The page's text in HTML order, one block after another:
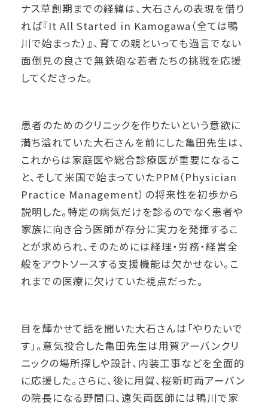
ナス草創期までの経緯は、大石さんの表現を借り
れば『It All Started in Kamogawa（全ては鴨
川で始まった）』、育ての親といっても過言でない
面倒見の良さで無鉄砲な若者たちの挑戦を応援
してくださった。
患者のためのクリニックを作りたいという意欲に
満ち溢れていた大石さんを前にした亀田先生は、
これからは家庭医や総合診療医が重要になるこ
と、そして米国で始まっていたPPM（Physician
Practice Management）の将来性を初歩から
説明した。特定の病気だけを診るのでなく患者や
家族に向き合う医師が存分に実力を発揮するこ
とが求められ、そのためには経理・労務・経営全
般をアウトソースする支援機能は欠かせない。こ
れまでの医療に欠けていた視点だった。
目を輝かせて話を聞いた大石さんは「やりたいで
す」。意気投合した亀田先生は用賀アーバンクリ
ニックの場所探しや設計、内装工事などを全面的
に応援した。さらに、後に用賀、桜新町両アーバン
の院長になる野間口、遠矢両医師には鴨川で家